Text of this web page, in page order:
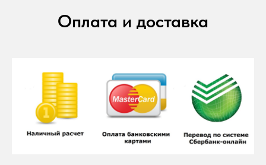
Оплата и доставка